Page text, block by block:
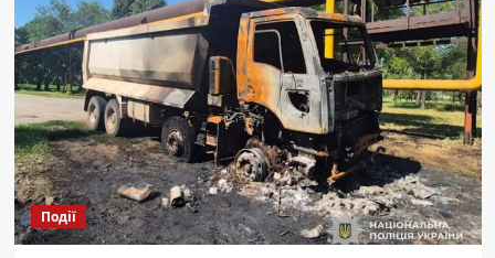
Події